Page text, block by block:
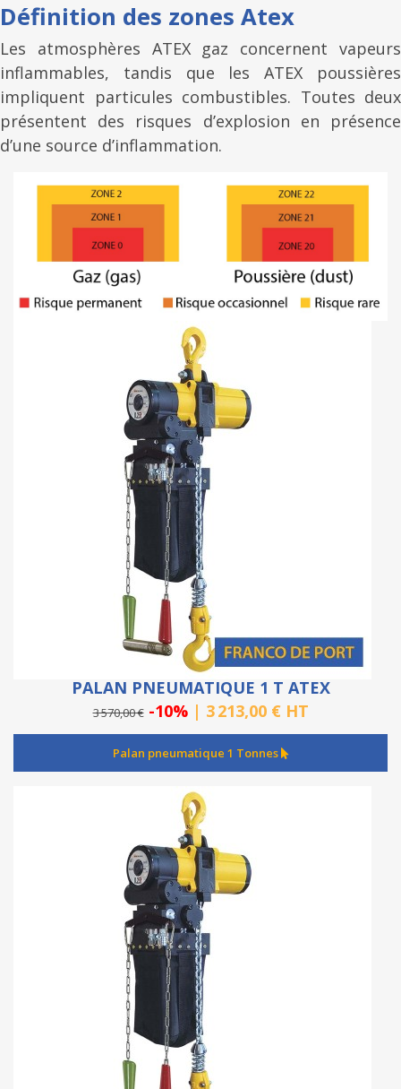
Définition des zones Atex
Les atmosphères ATEX gaz concernent vapeurs
inflammables, tandis que les ATEX poussières
impliquent particules combustibles. Toutes deux
présentent des risques d’explosion en présence
d’une source d’inflammation.
PALAN PNEUMATIQUE 1 T ATEX
3 570,00 € -10% | 3 213,00 € HT
Palan pneumatique 1 Tonnes